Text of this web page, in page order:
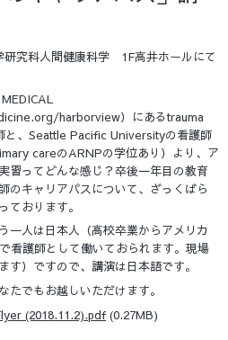
研究科人間健康科学 1F高井ホールにて
harborview）にあるtrauma
と、Seattle Pacific Universityの看護師
careのARNPの学位あり）より、ア
習ってどんな感じ？卒後一年目の教育
のキャリアパスについて、ざっくばら
ております。
一人は日本人（高校卒業からアメリカ
看護師として働いておられます。現場
す）ですので、講演は日本語です。
たでもお越しいただけます。
(2018.11.2).pdf (0.27MB)